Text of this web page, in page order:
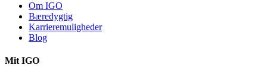
Om IGO
Bæredygtig
Karrieremuligheder
Blog
Mit IGO